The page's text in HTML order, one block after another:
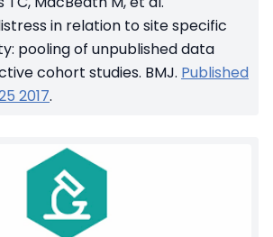
in relation to site specific
pooling of unpublished data
cohort studies. BMJ. Published
2017.